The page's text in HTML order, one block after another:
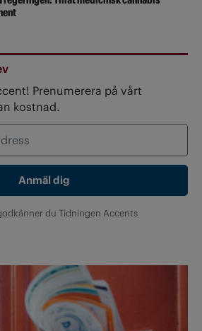
Prenumerera på vårt
kostnad.
du Tidningen Accents